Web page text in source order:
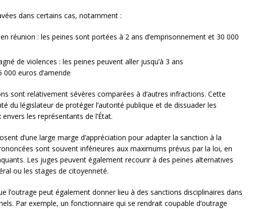
dans certains cas, notamment :
réunion : les peines sont portées à 2 ans d’emprisonnement et 30 000
de violences : les peines peuvent aller jusqu’à 3 ans
euros d’amende
sont relativement sévères comparées à d’autres infractions. Cette
du législateur de protéger l’autorité publique et de dissuader les
les représentants de l’État.
d’une large marge d’appréciation pour adapter la sanction à la
sont souvent inférieures aux maximums prévus par la loi, en
Les juges peuvent également recourir à des peines alternatives
ou les stages de citoyenneté.
l’outrage peut également donner lieu à des sanctions disciplinaires dans
Par exemple, un fonctionnaire qui se rendrait coupable d’outrage